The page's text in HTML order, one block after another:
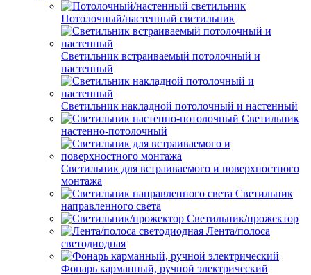
Потолочный/настенный светильник
Светильник встраиваемый потолочный и
настенный
Светильник накладной потолочный и настенный
Светильник
настенно-потолочный
Светильник для встраиваемого и поверхностного
монтажа
Светильник
направленного света
Светильник/прожектор
Лента/полоса
светодиодная
Фонарь карманный, ручной электрический